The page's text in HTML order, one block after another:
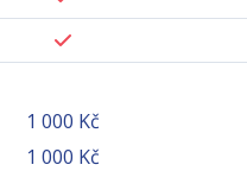
1 000 Kč
1 000 Kč